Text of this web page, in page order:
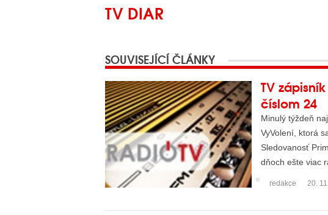
TV DIAR
SOUVISEJÍCÍ ČLÁNKY
TV
číslom 24
Minulý týždeň
VyVolení, ktorá
Sledovanosť
dňoch ešte viac
redakce 20.